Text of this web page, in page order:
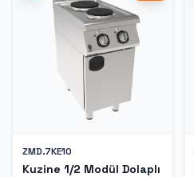
ZMD.7KE10
Kuzine 1/2 Modül Dolaplı